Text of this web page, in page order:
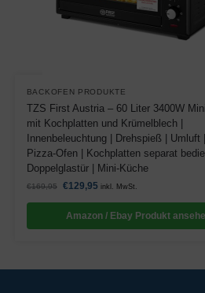
BACKOFEN PRODUKTE
TZS First Austria – 60 Liter 3400W
mit Kochplatten und Krümelblech |
Innenbeleuchtung | Drehspieß | Umluft
Pizza-Ofen | Kochplatten separat
Doppelglastür | Mini-Küche
€169,95 €129,95 inkl. MwSt.
Amazon / Ebay Produkt